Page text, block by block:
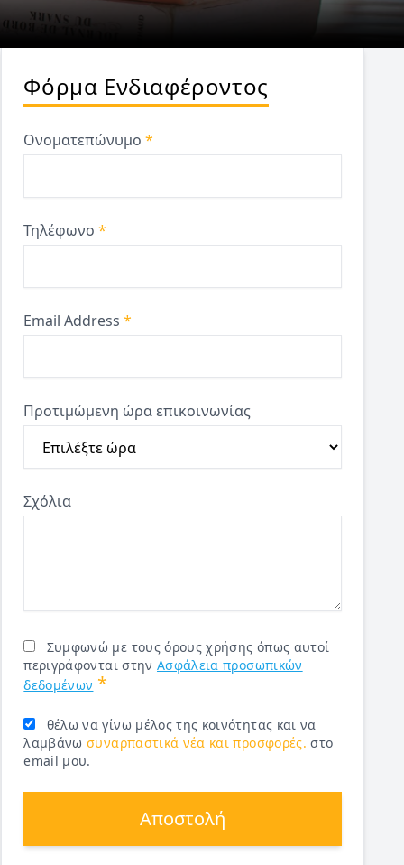
Φόρμα Ενδιαφέροντος
Ονοματεπώνυμο*
Τηλέφωνο*
Email Address*
Προτιμώμενη ώρα επικοινωνίας
Σχόλια
Συμφωνώ με τους όρους χρήσης όπως αυτοί
περιγράφονται στην Ασφάλεια προσωπικών
δεδομένων *
θέλω να γίνω μέλος της κοινότητας και να
λαμβάνωσυναρπαστικά νέα και προσφορές. στο
email μου.
Αποστολή